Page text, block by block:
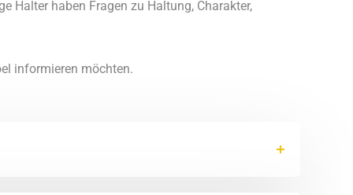
Halter haben Fragen zu Haltung, Charakter,
informieren möchten.